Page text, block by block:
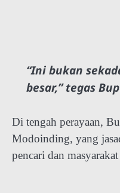
“Ini bukan
besar,” tegas
Di tengah perayaan,
Modoinding, yang
pencari dan